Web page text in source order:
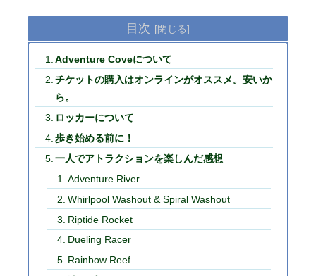
目次
Adventure Coveについて
チケットの購入はオンラインがオススメ。安いか
ら。
ロッカーについて
歩き始める前に！
一人でアトラクションを楽しんだ感想
Adventure River
Whirlpool Washout & Spiral Washout
Riptide Rocket
Dueling Racer
Rainbow Reef